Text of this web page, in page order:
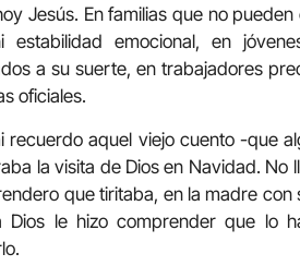
Jesús. En familias que no
estabilidad emocional, en
a su suerte, en trabajadores
oficiales.
recuerdo aquel viejo cuento -que
la visita de Dios en Navidad.
que tiritaba, en la madre
Dios le hizo comprender que lo